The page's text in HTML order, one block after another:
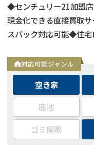
◆センチュリー21加盟
現金化できる直接買取
スバック対応可能◆住宅
数◆三田駅から徒歩2
守で対応
対応可能ジャンル
空き家
底地
ゴミ屋敷